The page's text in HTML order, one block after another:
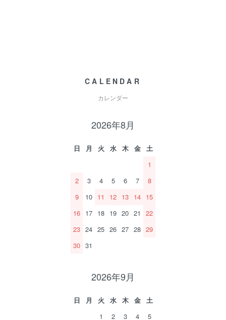
CALENDAR
カレンダー
2026年8月
日 月 火 水 木 金
土
1
2
3 4 5 6 7
8
9
10 11 12 13 14 15
16 17 18 19 20 21
22
23 24 25 26 27 28 29
30 31
2026年9月
日 月 火 水 木 金
土
1
2 3 4
5